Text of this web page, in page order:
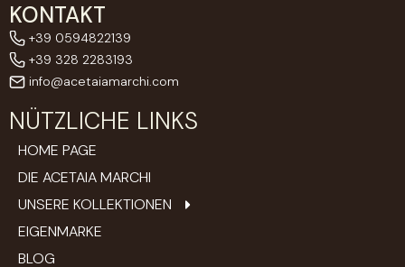
KONTAKT
+39 0594822139
+39 328 2283193
info@acetaiamarchi.com
NÜTZLICHE LINKS
HOME PAGE
DIE ACETAIA MARCHI
UNSERE KOLLEKTIONEN
EIGENMARKE
BLOG